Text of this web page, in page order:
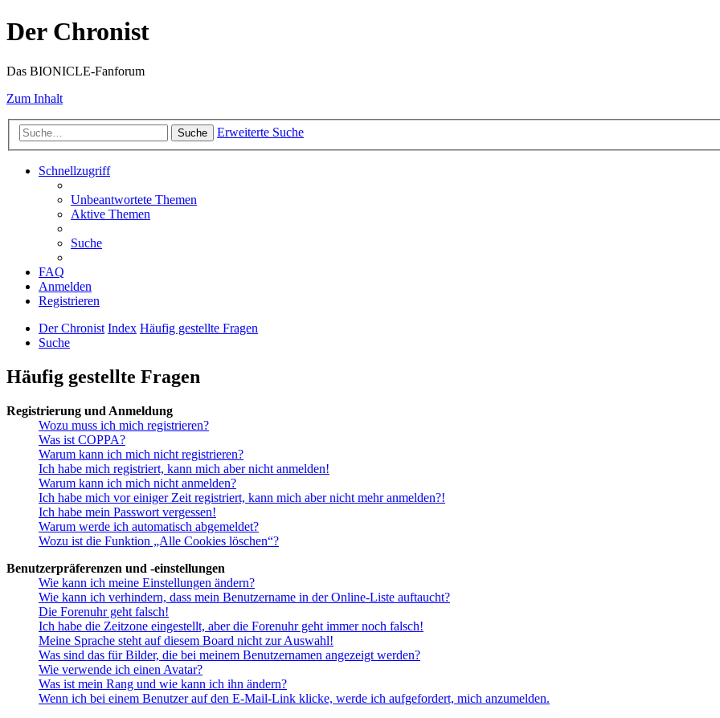
Der Chronist
Das BIONICLE-Fanforum
Zum Inhalt
Suche Erweiterte Suche
Schnellzugriff
Unbeantwortete Themen
Aktive Themen
Suche
FAQ
Anmelden
Registrieren
Der Chronist Index Häufig gestellte Fragen
Suche
Häufig gestellte Fragen
Registrierung und Anmeldung
Wozu muss ich mich registrieren?
Was ist COPPA?
Warum kann ich mich nicht registrieren?
Ich habe mich registriert, kann mich aber nicht anmelden!
Warum kann ich mich nicht anmelden?
Ich habe mich vor einiger Zeit registriert, kann mich aber nicht mehr anmelden?!
Ich habe mein Passwort vergessen!
Warum werde ich automatisch abgemeldet?
Wozu ist die Funktion „Alle Cookies löschen“?
Benutzerpräferenzen und -einstellungen
Wie kann ich meine Einstellungen ändern?
Wie kann ich verhindern, dass mein Benutzername in der Online-Liste auftaucht?
Die Forenuhr geht falsch!
Ich habe die Zeitzone eingestellt, aber die Forenuhr geht immer noch falsch!
Meine Sprache steht auf diesem Board nicht zur Auswahl!
Was sind das für Bilder, die bei meinem Benutzernamen angezeigt werden?
Wie verwende ich einen Avatar?
Was ist mein Rang und wie kann ich ihn ändern?
Wenn ich bei einem Benutzer auf den E-Mail-Link klicke, werde ich aufgefordert, mich anzumelden.